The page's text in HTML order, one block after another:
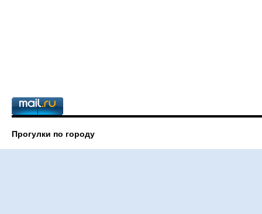
Прогулки по городу